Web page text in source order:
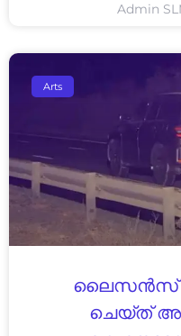
Admin
Arts
ലൈസൻസ്
ചെയ്ത്